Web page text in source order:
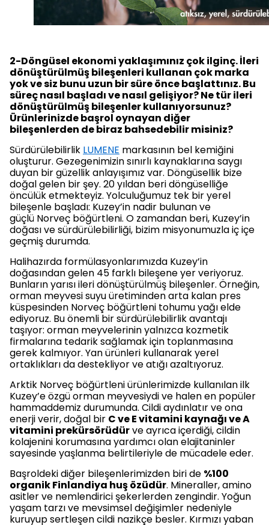
2-Döngüsel ekonomi yaklaşımınız çok ilginç. İleri
dönüştürülmüş bileşenleri kullanan çok marka
yok ve siz bunu uzun bir süre önce başlattınız. Bu
süreç nasıl başladı ve nasıl gelişiyor? Ne tür ileri
dönüştürülmüş bileşenler kullanıyorsunuz?
Ürünlerinizde başrol oynayan diğer
bileşenlerden de biraz bahsedebilir misiniz?
Sürdürülebilirlik LUMENE markasının bel kemiğini
oluşturur. Gezegenimizin sınırlı kaynaklarına saygı
duyan bir güzellik anlayışımız var. Döngüsellik bize
doğal gelen bir şey. 20 yıldan beri döngüselliğe
öncülük etmekteyiz. Yolculuğumuz tek bir yerel
bileşenle başladı: Kuzey’in nadir bulunan ve
güçlü Norveç böğürtleni. O zamandan beri, Kuzey’in
doğası ve sürdürülebilirliği, bizim misyonumuzla iç içe
geçmiş durumda.
Halihazırda formülasyonlarımızda Kuzey’in
doğasından gelen 45 farklı bileşene yer veriyoruz.
Bunların yarısı ileri dönüştürülmüş bileşenler. Örneğin,
orman meyvesi suyu üretiminden arta kalan pres
küspesinden Norveç böğürtleni tohumu yağı elde
ediyoruz. Bu önemli bir sürdürülebilirlik avantajı
taşıyor: orman meyvelerinin yalnızca kozmetik
firmalarına tedarik sağlamak için toplanmasına
gerek kalmıyor. Yan ürünleri kullanarak yerel
ortaklıkları da destekliyor ve atığı azaltıyoruz.
Arktik Norveç böğürtleni ürünlerimizde kullanılan ilk
Kuzey’e özgü orman meyvesiydi ve halen en popüler
hammaddemiz durumunda. Cildi aydınlatır ve ona
enerji verir, doğal bir C ve E vitamini kaynağı ve A
vitamini prekürsörüdürve ayrıca içerdiği, cildin
kolajenini korumasına yardımcı olan elajitaninler
sayesinde yaşlanma belirtileriyle de mücadele eder.
Başroldeki diğer bileşenlerimizden biri de %100
organik Finlandiya huş özüdür. Mineraller, amino
asitler ve nemlendirici şekerlerden zengindir. Yoğun
yaşam tarzı ve mevsimsel değişimler nedeniyle
kuruyup sertleşen cildi nazikçe besler. Kırmızı yaban